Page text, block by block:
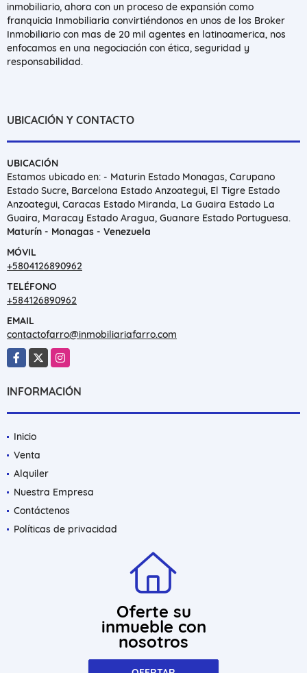
inmobiliario, ahora con un proceso de expansión como
franquicia Inmobiliaria convirtiéndonos en unos de los Broker
Inmobiliario con mas de 20 mil agentes en latinoamerica, nos
enfocamos en una negociación con ética, seguridad y
responsabilidad.
UBICACIÓN Y CONTACTO
UBICACIÓN
Estamos ubicado en: - Maturin Estado Monagas, Carupano
Estado Sucre, Barcelona Estado Anzoategui, El Tigre Estado
Anzoategui, Caracas Estado Miranda, La Guaira Estado La
Guaira, Maracay Estado Aragua, Guanare Estado Portuguesa.
Maturín - Monagas - Venezuela
MÓVIL
+5804126890962
TELÉFONO
+584126890962
EMAIL
contactofarro@inmobiliariafarro.com
Facebook
X Instagram
INFORMACIÓN
Inicio
Venta
Alquiler
Nuestra Empresa
Contáctenos
Políticas de privacidad
Oferte su
inmueble con
nosotros